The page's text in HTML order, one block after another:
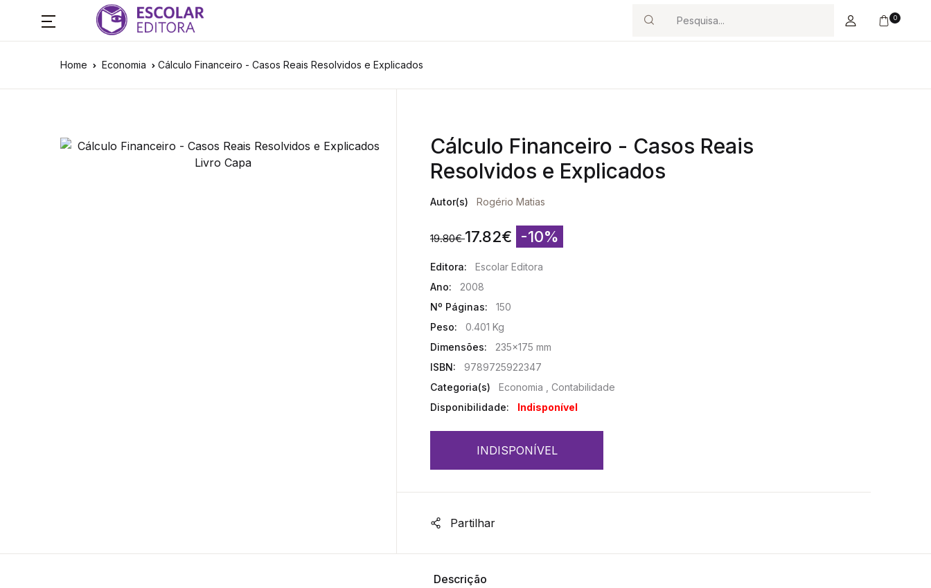
Search
0
Home Economia Cálculo Financeiro - Casos Reais Resolvidos e Explicados
Cálculo Financeiro - Casos Reais
Resolvidos e Explicados
Autor(s) Rogério Matias
19.80€ 17.82€ -10%
Editora:
Escolar Editora
Ano:
2008
Nº Páginas:
150
Peso:
0.401 Kg
Dimensões:
235x175 mm
ISBN:
9789725922347
Categoria(s)
Economia , Contabilidade
Disponibilidade:
Indisponível
INDISPONÍVEL
Partilhar
Descrição